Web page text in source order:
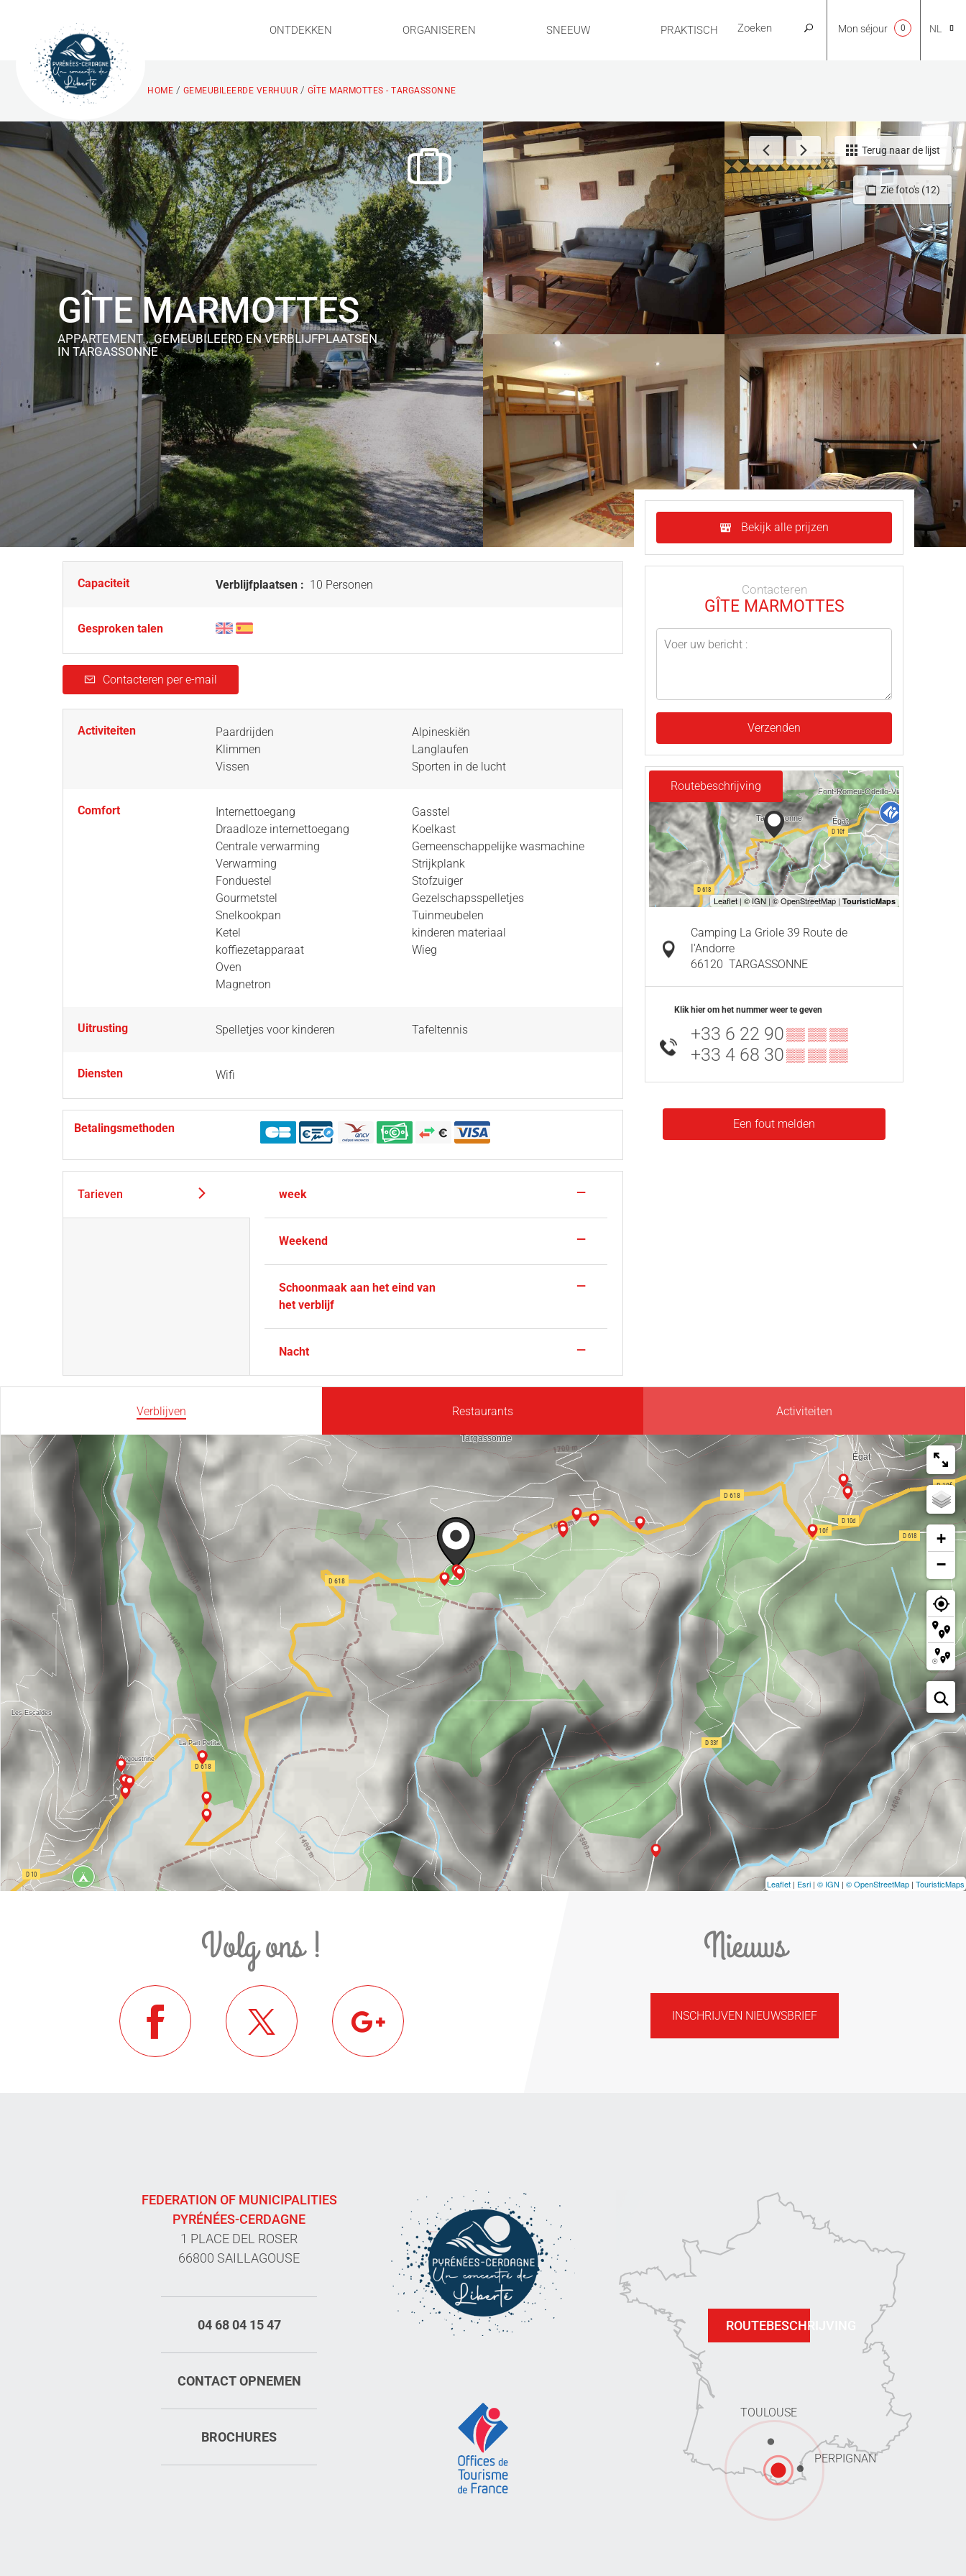
ONTDEKKEN ORGANISEREN SNEEUW PRAKTISCH NL
EN
FR
ES
Mon séjour 0
HOME / GEMEUBILEERDE VERHUUR / GÎTE MARMOTTES - TARGASSONNE
Zie foto's (12)
Terug naar de lijst
GÎTE MARMOTTES
APPARTEMENT , GEMEUBILEERD EN VERBLIJFPLAATSEN
IN TARGASSONNE
Capaciteit Verblijfplaatsen : 10 Personen
Gesproken talen
Contacteren per e-mail
Activiteiten
Paardrijden
Klimmen
Vissen
Alpineskiën
Langlaufen
Sporten in de lucht
Comfort
Internettoegang
Draadloze internettoegang
Centrale verwarming
Verwarming
Fonduestel
Gourmetstel
Snelkookpan
Ketel
koffiezetapparaat
Oven
Magnetron
Gasstel
Koelkast
Gemeenschappelijke wasmachine
Strijkplank
Stofzuiger
Gezelschapsspelletjes
Tuinmeubelen
kinderen materiaal
Wieg
Uitrusting Spelletjes voor kinderen Tafeltennis
Diensten Wifi
Betalingsmethoden
Tarieven week —
Weekend —
Schoonmaak aan het eind van
het verblijf
—
Nacht —
Bekijk alle prijzen
Contacteren
GÎTE MARMOTTES
Verzenden
Routebeschrijving
Camping La Griole 39 Route de
l'Andorre
66120 TARGASSONNE
Klik hier om het nummer weer te geven
+33 6 22 90▒▒ ▒▒ ▒▒
+33 4 68 30▒▒ ▒▒ ▒▒
Een fout melden
Verblijven Restaurants Activiteiten
+
−
Leaflet | Esri | © IGN | © OpenStreetMap | TouristicMaps
Volg ons ! Nieuws
INSCHRIJVEN NIEUWSBRIEF
FEDERATION OF MUNICIPALITIES
PYRÉNÉES-CERDAGNE
1 PLACE DEL ROSER
66800 SAILLAGOUSE
04 68 04 15 47
CONTACT OPNEMEN
BROCHURES
TOULOUSE
PERPIGNAN
ROUTEBESCHRIJVING